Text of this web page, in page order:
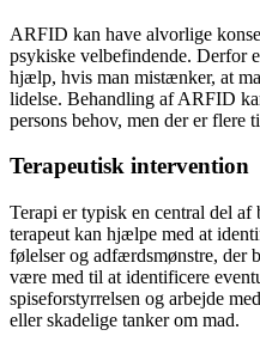
ARFID kan have alvorlige
psykiske velbefindende. Derfor
hjælp, hvis man mistænker, at
lidelse. Behandling af ARFID
persons behov, men der er flere
Terapeutisk intervention
Terapi er typisk en central del
terapeut kan hjælpe med at
følelser og adfærdsmønstre, der
være med til at identificere
spiseforstyrrelsen og arbejde
eller skadelige tanker om mad.